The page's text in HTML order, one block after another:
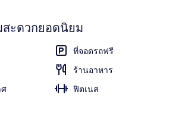
สะดวกยอดนิยม
ที่จอดรถฟรี
ร้านอาหาร
ศ
ฟิตเนส